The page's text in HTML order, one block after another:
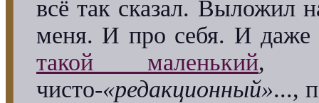
всё так сказал. Выложил
меня. И про себя. И даже
такой маленький,
чисто-«редакционный»...,